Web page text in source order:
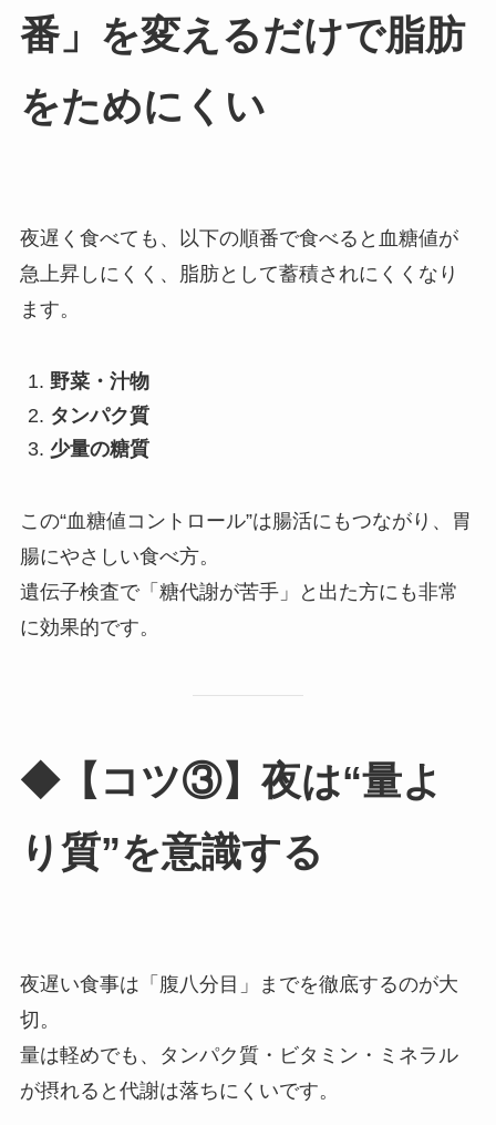
番」を変えるだけで脂肪
をためにくい
夜遅く食べても、以下の順番で食べると血糖値が
急上昇しにくく、脂肪として蓄積されにくくなり
ます。
野菜・汁物
タンパク質
少量の糖質
この“血糖値コントロール”は腸活にもつながり、胃
腸にやさしい食べ方。
遺伝子検査で「糖代謝が苦手」と出た方にも非常
に効果的です。
◆【コツ③】夜は“量よ
り質”を意識する
夜遅い食事は「腹八分目」までを徹底するのが大
切。
量は軽めでも、タンパク質・ビタミン・ミネラル
が摂れると代謝は落ちにくいです。